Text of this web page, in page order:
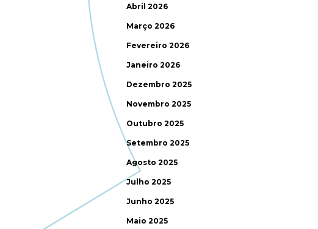
Abril 2026
Março 2026
Fevereiro 2026
Janeiro 2026
Dezembro 2025
Novembro 2025
Outubro 2025
Setembro 2025
Agosto 2025
Julho 2025
Junho 2025
Maio 2025